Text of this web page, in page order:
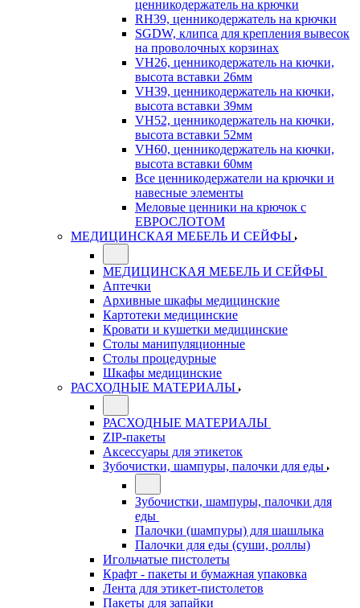
ценникодержатель на крючки
RH39, ценникодержатель на крючки
SGDW, клипса для крепления вывесок
на проволочных корзинах
VH26, ценникодержатель на кючки,
высота вставки 26мм
VH39, ценникодержатель на кючки,
высота вставки 39мм
VH52, ценникодержатель на кючки,
высота вставки 52мм
VH60, ценникодержатель на кючки,
высота вставки 60мм
Все ценникодержатели на крючки и
навесные элементы
Меловые ценники на крючок с
ЕВРОСЛОТОМ
МЕДИЦИНСКАЯ МЕБЕЛЬ И СЕЙФЫ
МЕДИЦИНСКАЯ МЕБЕЛЬ И СЕЙФЫ
Аптечки
Архивные шкафы медицинские
Картотеки медицинские
Кровати и кушетки медицинские
Столы манипуляционные
Столы процедурные
Шкафы медицинские
РАСХОДНЫЕ МАТЕРИАЛЫ
РАСХОДНЫЕ МАТЕРИАЛЫ
ZIP-пакеты
Аксессуары для этикеток
Зубочистки, шампуры, палочки для еды
Зубочистки, шампуры, палочки для
еды
Палочки (шампуры) для шашлыка
Палочки для еды (суши, роллы)
Игольчатые пистолеты
Крафт - пакеты и бумажная упаковка
Лента для этикет-пистолетов
Пакеты для запайки